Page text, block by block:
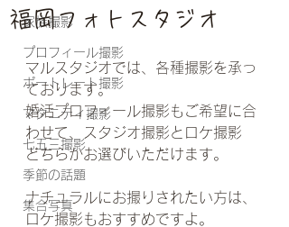
家族撮影
プロフィール撮影
ポートレート撮影
マタニティ撮影
七五三撮影
季節の話題
集合写真
福岡フォトスタジオ
マルスタジオでは、各種撮影を承っ
ております。
婚活プロフィール撮影もご希望に合
わせて、スタジオ撮影とロケ撮影
どちらかお選びいただけます。
ナチュラルにお撮りされたい方は、
ロケ撮影もおすすめですよ。